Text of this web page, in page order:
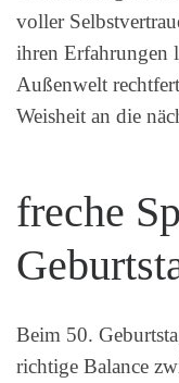
voller
ihren Erfahrungen
Außenwelt
Weisheit an die
freche
Beim 50.
richtige Balance